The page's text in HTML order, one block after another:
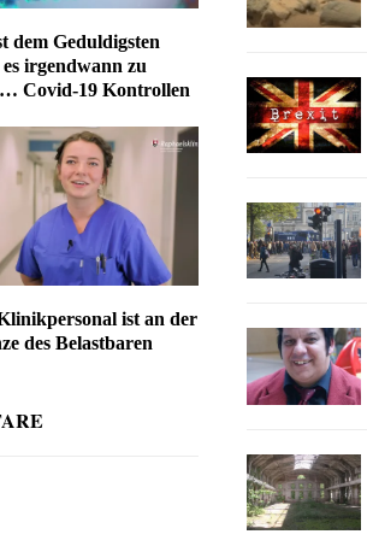
dem Geduldigsten
irgendwann zu
Covid-19 Kontrollen
ist an der
des Belastbaren